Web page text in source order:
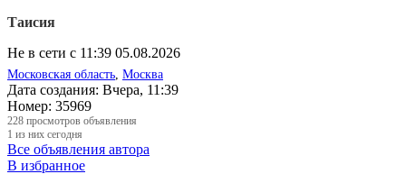
Таисия
Не в сети с 11:39 05.08.2026
Московская область Москва
Дата создания: Вчера, 11:39
Номер: 35969
228 просмотров объявления
1 из них сегодня
Все объявления автора
В избранное